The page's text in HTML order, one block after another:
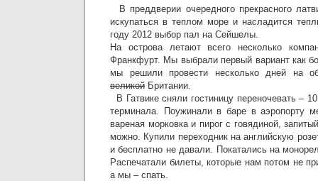
В преддверии очередного прекрасного
искупаться в теплом море и насладится
году 2012 выбор пал на Сейшелы.
На острова летают всего несколько
Франкфурт. Мы выбрали первый вариант как
мы решили провести несколько дней на
великой Британии.
В Гатвике сняли гостиницу переночевать –
терминала. Поужинали в баре в аэропорту
вареная морковка и пирог с говядиной,
можно. Купили переходник на английскую
и бесплатно не давали. Покатались на
Распечатали билеты, которые нам потом не
а мы – спать.